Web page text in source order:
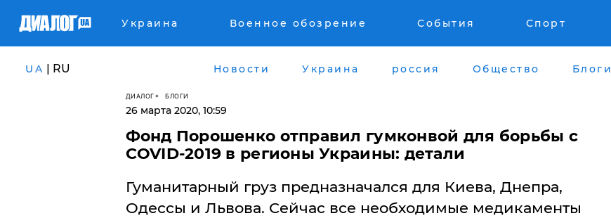
Украина Военное обозрение События Спорт
UA | RU Новости Украина россия Общество Блоги
ДИАЛОГ БЛОГИ
26 марта 2020, 10:59
Фонд Порошенко отправил гумконвой для борьбы с
COVID-2019 в регионы Украины: детали
Гуманитарный груз предназначался для Киева, Днепра,
Одессы и Львова. Сейчас все необходимые медикаменты